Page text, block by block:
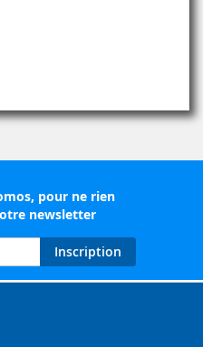
pour ne rien
newsletter
Inscription